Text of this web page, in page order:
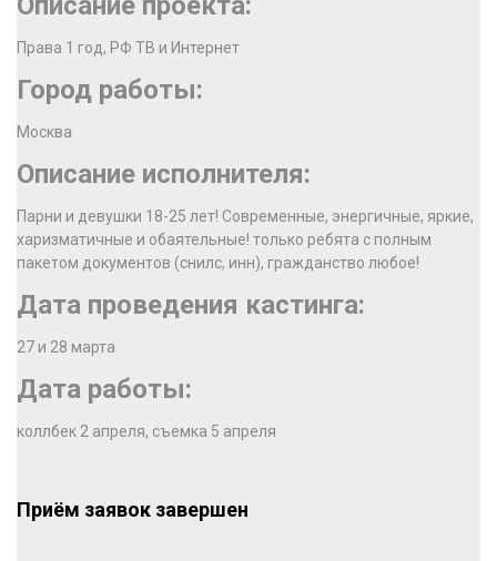
Права 1 год, РФ ТВ и Интернет
Город работы:
Москва
Описание исполнителя:
Парни и девушки 18-25 лет! Современные, энергичные, яркие,
харизматичные и обаятельные! только ребята с полным
пакетом документов (снилс, инн), гражданство любое!
Дата проведения кастинга:
27 и 28 марта
Дата работы:
коллбек 2 апреля, съемка 5 апреля
Приём заявок завершен